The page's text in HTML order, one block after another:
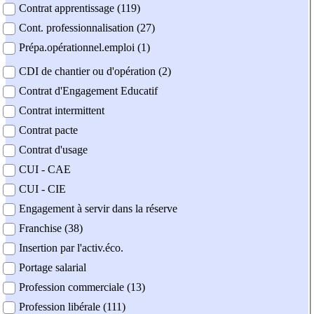
Contrat apprentissage (119)
Cont. professionnalisation (27)
Prépa.opérationnel.emploi (1)
CDI de chantier ou d'opération (2)
Contrat d'Engagement Educatif
Contrat intermittent
Contrat pacte
Contrat d'usage
CUI - CAE
CUI - CIE
Engagement à servir dans la réserve
Franchise (38)
Insertion par l'activ.éco.
Portage salarial
Profession commerciale (13)
Profession libérale (111)